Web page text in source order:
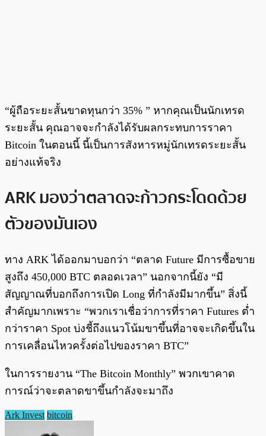
“ผู้ถือระยะสั้นขาดทุนกว่า 35% ” หากคุณเป็นนักเทรด
ระยะสั้น คุณอาจจะกำลังได้รับผลกระทบการราคา
Bitcoin ในตอนนี้ นี้เป็นการสังหารหมู่นักเทรดระยะสั้น
อย่างแท้จริง
ARK มองว่าตลาดจะก้าวกระโดดด้วย
ตัวของมันเอง
ทาง ARK ได้ออกมาบอกว่า “ตลาด Future มีการซื้อขาย
สูงถึง 450,000 BTC ตลอดเวลา” นอกจากนี้ยัง “มี
สัญญาณที่บอกถึงการเปิด Long ที่กำลังมีมากขึ้น” สิ่งนี้
สำคัญมากเพราะ “พวกเราเชื่อว่าการที่ราคา Futures ต่ำ
กว่าราคา Spot บ่งชี้ถึงแนวโน้มขาขึ้นที่อาจจะเกิดขึ้นใน
การเคลื่อนไหวครั้งต่อไปของราคา BTC”
ในการรายงาน “The Bitcoin Monthly” พวกเขาคาด
การณ์ว่าจะตลาดขาขึ้นกำลังจะมาถึง
Ark Invest bitcoin